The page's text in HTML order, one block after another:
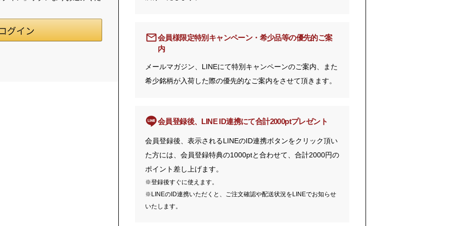
会員様限定特別キャンペーン・ 希少品等の優先的ご案
内
メールマガジン、LINEにて特別キャンペーンのご案内、また
希少銘柄が入荷した際の優先的なご案内をさせて頂きます。
会員登録後、LINE ID連携にて合計2000ptプレゼント
会員登録後、表示されるLINEのID連携ボタンをクリック頂い
た方には、会員登録特典の1000ptと合わせて、合計2000円の
ポイント差し上げます。
※登録後すぐに使えます。
※LINEのID連携いただくと、ご注文確認や配送状況をLINEでお知らせ
いたします。